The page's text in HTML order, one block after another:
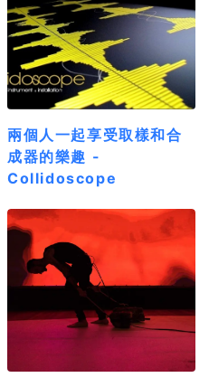
兩個人一起享受取樣和合
成器的樂趣 -
Collidoscope